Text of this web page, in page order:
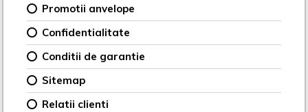
Promotii anvelope
Confidentialitate
Conditii de garantie
Sitemap
Relatii clienti